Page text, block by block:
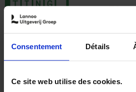
Consentement Détails
Ce site web utilise des cookies.
€35,50